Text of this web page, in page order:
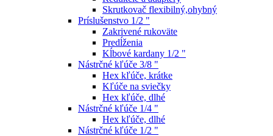
Skrutkovač flexibilný,ohybný
Príslušenstvo 1/2 "
Zakrivené rukoväte
Predĺženia
Kĺbové kardany 1/2 "
Nástrčné kľúče 3/8 "
Hex kľúče, krátke
Kľúče na sviečky
Hex kľúče, dlhé
Nástrčné kľúče 1/4 "
Hex kľúče, dlhé
Nástrčné kľúče 1/2 "